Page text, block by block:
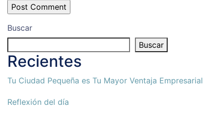
Buscar
Buscar
Recientes
Tu Ciudad Pequeña es Tu Mayor Ventaja Empresarial
Reflexión del día